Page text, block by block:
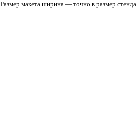
Раз­мер маке­та шири­на — точ­но в раз­мер стенда.